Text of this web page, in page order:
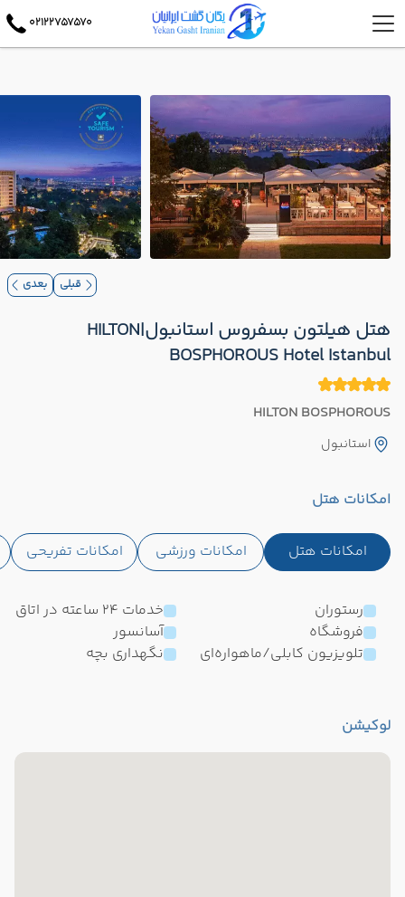
02122757570
قبلی بعدی
هتل هیلتون بسفروس استانبول|HILTON
BOSPHOROUS Hotel Istanbul
HILTON BOSPHOROUS
استانبول
امکانات هتل
امکانات هتل امکانات ورزشی امکانات تفریحی
رستوران
فروشگاه
تلویزیون کابلی/ماهواره‌ای
خدمات 24 ساعته در اتاق
آسانسور
نگهداری بچه
لوکیشن